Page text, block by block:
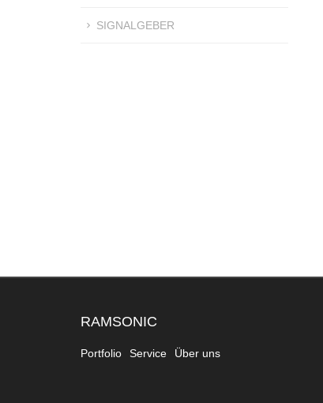
SIGNALGEBER
RAMSONIC
Portfolio Service Über uns